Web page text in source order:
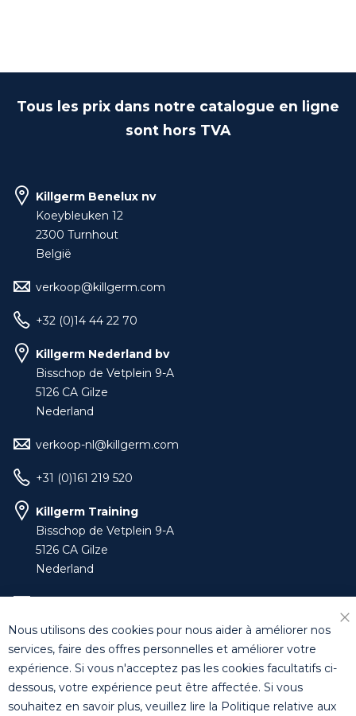
Tous les prix dans notre catalogue en ligne
sont hors TVA
Killgerm Benelux nv
Koeybleuken 12
2300 Turnhout
België
verkoop@killgerm.com
+32 (0)14 44 22 70
Killgerm Nederland bv
Bisschop de Vetplein 9-A
5126 CA Gilze
Nederland
verkoop-nl@killgerm.com
+31 (0)161 219 520
Killgerm Training
Bisschop de Vetplein 9-A
5126 CA Gilze
Nederland
+32 (0)14 44 22 79
© Killgerm Group Ltd. All rights reserved |Conditions
Nous utilisons des cookies pour nous aider à améliorer nos
services, faire des offres personnelles et améliorer votre
expérience. Si vous n'acceptez pas les cookies facultatifs ci-
dessous, votre expérience peut être affectée. Si vous
souhaitez en savoir plus, veuillez lire la Politique relative aux